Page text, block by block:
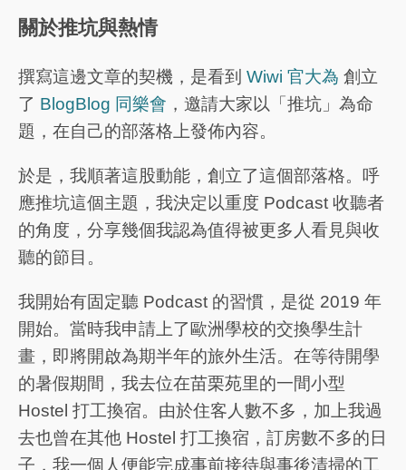
關於推坑與熱情
撰寫這邊文章的契機，是看到 Wiwi 官大為 創立
了 BlogBlog 同樂會 ，邀請大家以「推坑」為命
題，在自己的部落格上發佈內容。
於是，我順著這股動能，創立了這個部落格。呼
應推坑這個主題，我決定以重度 Podcast 收聽者
的角度，分享幾個我認為值得被更多人看見與收
聽的節目。
我開始有固定聽 Podcast 的習慣，是從 2019 年
開始。當時我申請上了歐洲學校的交換學生計
畫，即將開啟為期半年的旅外生活。在等待開學
的暑假期間，我去位在苗栗苑里的一間小型
Hostel 打工換宿。由於住客人數不多，加上我過
去也曾在其他 Hostel 打工換宿，訂房數不多的日
子，我一個人便能完成事前接待與事後清掃的工